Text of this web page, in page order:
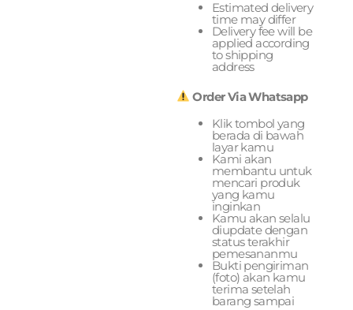
Estimated delivery
time may differ
Delivery fee will be
applied according
to shipping
address
Order Via Whatsapp
Klik tombol yang
berada di bawah
layar kamu
Kami akan
membantu untuk
mencari produk
yang kamu
inginkan
Kamu akan selalu
diupdate dengan
status terakhir
pemesananmu
Bukti pengiriman
(foto) akan kamu
terima setelah
barang sampai